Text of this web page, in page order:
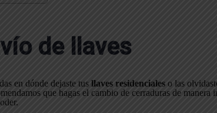
de llaves
en dónde dejaste tus llaves residenciales o las
que hagas el cambio de cerraduras de manera